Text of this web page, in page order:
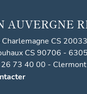
AUVERGNE
CS
CS 90706 -
26 73 40 00 -